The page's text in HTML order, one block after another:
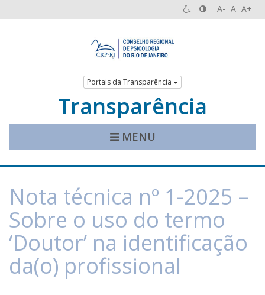
A- A A+
Portais da Transparência
Transparência
MENU
Nota técnica nº 1-2025 –
Sobre o uso do termo
‘Doutor’ na identificação
da(o) profissional